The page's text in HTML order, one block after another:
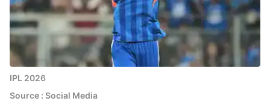
IPL 2026
Source : Social Media